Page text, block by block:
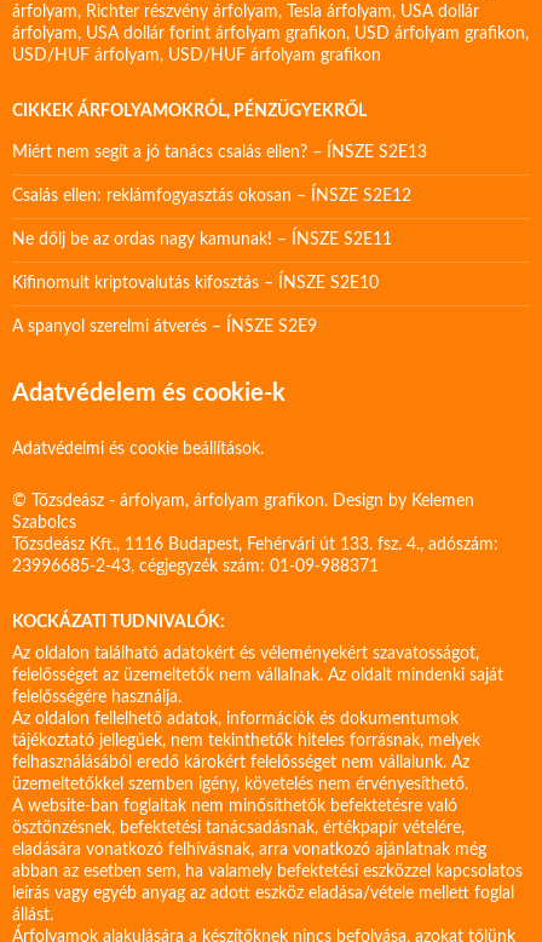
árfolyam, Richter részvény árfolyam, Tesla árfolyam, USA dollár
árfolyam, USA dollár forint árfolyam grafikon, USD árfolyam grafikon,
USD/HUF árfolyam, USD/HUF árfolyam grafikon
CIKKEK ÁRFOLYAMOKRÓL, PÉNZÜGYEKRŐL
Miért nem segít a jó tanács csalás ellen? – ÍNSZE S2E13
Csalás ellen: reklámfogyasztás okosan – ÍNSZE S2E12
Ne dőlj be az ordas nagy kamunak! – ÍNSZE S2E11
Kifinomult kriptovalutás kifosztás – ÍNSZE S2E10
A spanyol szerelmi átverés – ÍNSZE S2E9
Adatvédelem és cookie-k
Adatvédelmi és cookie beállítások.
© Tőzsdeász - árfolyam, árfolyam grafikon. Design by Kelemen
Szabolcs
Tőzsdeász Kft., 1116 Budapest, Fehérvári út 133. fsz. 4., adószám:
23996685-2-43, cégjegyzék szám: 01-09-988371
KOCKÁZATI TUDNIVALÓK:
Az oldalon található adatokért és véleményekért szavatosságot,
felelősséget az üzemeltetők nem vállalnak. Az oldalt mindenki saját
felelősségére használja.
Az oldalon fellelhető adatok, információk és dokumentumok
tájékoztató jellegűek, nem tekinthetők hiteles forrásnak, melyek
felhasználásából eredő károkért felelősséget nem vállalunk. Az
üzemeltetőkkel szemben igény, követelés nem érvényesíthető.
A website-ban foglaltak nem minősíthetők befektetésre való
ösztönzésnek, befektetési tanácsadásnak, értékpapír vételére,
eladására vonatkozó felhívásnak, arra vonatkozó ajánlatnak még
abban az esetben sem, ha valamely befektetési eszközzel kapcsolatos
leírás vagy egyéb anyag az adott eszköz eladása/vétele mellett foglal
állást.
Árfolyamok alakulására a készítőknek nincs befolyása, azokat tőlünk